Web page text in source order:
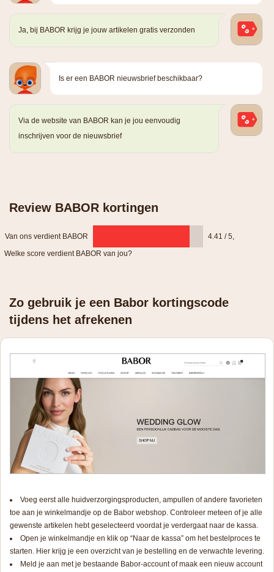
Ja, bij BABOR krijg je jouw artikelen gratis verzonden
Is er een BABOR nieuwsbrief beschikbaar?
Via de website van BABOR kan je jou eenvoudig
inschrijven voor de nieuwsbrief
Review BABOR kortingen
Van ons verdient BABOR 4.41 / 5
Welke score verdient BABOR van jou?
Zo gebruik je een Babor kortingscode
tijdens het afrekenen
Voeg eerst alle huidverzorgingsproducten, ampullen of andere favorieten
toe aan je winkelmandje op de Babor webshop. Controleer meteen of je alle
gewenste artikelen hebt geselecteerd voordat je verdergaat naar de kassa.
Open je winkelmandje en klik op “Naar de kassa” om het bestelproces te
starten. Hier krijg je een overzicht van je bestelling en de verwachte levering.
Meld je aan met je bestaande Babor-account of maak een nieuw account